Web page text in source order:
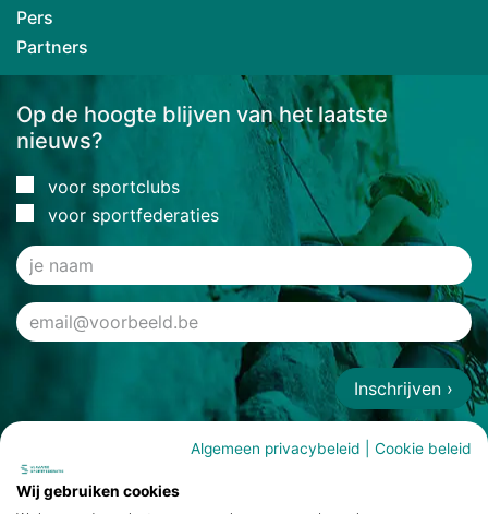
Pers
Partners
Op de hoogte blijven van het laatste
nieuws?
voor sportclubs
voor sportfederaties
Inschrijven ›
Algemeen privacybeleid Cookie beleid
Wij gebruiken cookies